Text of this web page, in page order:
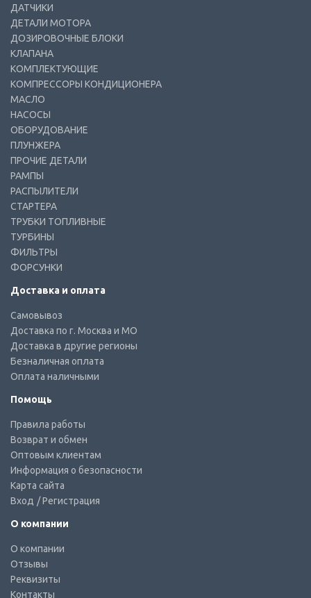
ДАТЧИКИ
ДЕТАЛИ МОТОРА
ДОЗИРОВОЧНЫЕ БЛОКИ
КЛАПАНА
КОМПЛЕКТУЮЩИЕ
КОМПРЕССОРЫ КОНДИЦИОНЕРА
МАСЛО
НАСОСЫ
ОБОРУДОВАНИЕ
ПЛУНЖЕРА
ПРОЧИЕ ДЕТАЛИ
РАМПЫ
РАСПЫЛИТЕЛИ
СТАРТЕРА
ТРУБКИ ТОПЛИВНЫЕ
ТУРБИНЫ
ФИЛЬТРЫ
ФОРСУНКИ
Доставка и оплата
Самовывоз
Доставка по г. Москва и МО
Доставка в другие регионы
Безналичная оплата
Оплата наличными
Помощь
Правила работы
Возврат и обмен
Оптовым клиентам
Информация о безопасности
Карта сайта
Вход / Регистрация
О компании
О компании
Отзывы
Реквизиты
Контакты